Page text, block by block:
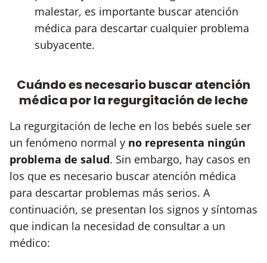
malestar, es importante buscar atención
médica para descartar cualquier problema
subyacente.
Cuándo es necesario buscar atención
médica por la regurgitación de leche
La regurgitación de leche en los bebés suele ser
un fenómeno normal y no representa ningún
problema de salud. Sin embargo, hay casos en
los que es necesario buscar atención médica
para descartar problemas más serios. A
continuación, se presentan los signos y síntomas
que indican la necesidad de consultar a un
médico: